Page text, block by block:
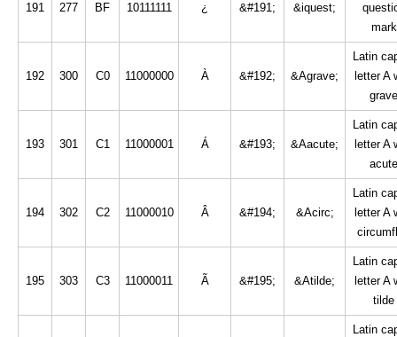
191 277 BF 10111111 ¿ &#191; &iquest;
mark
192 300 C0 11000000 À &#192; &Agrave;
Latin
letter A
grave
193 301 C1 11000001 Á &#193; &Aacute;
Latin
letter A
acute
194 302 C2 11000010 Â &#194; &Acirc;
Latin
letter A
195 303 C3 11000011 Ã &#195; &Atilde;
Latin
letter A
tilde
Latin